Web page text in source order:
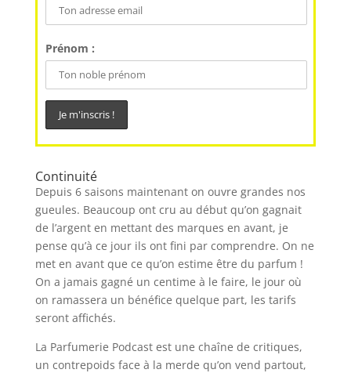
Prénom :
Continuité
Depuis 6 saisons maintenant on ouvre grandes nos
gueules. Beaucoup ont cru au début qu’on gagnait
de l’argent en mettant des marques en avant, je
pense qu’à ce jour ils ont fini par comprendre. On ne
met en avant que ce qu’on estime être du parfum !
On a jamais gagné un centime à le faire, le jour où
on ramassera un bénéfice quelque part, les tarifs
seront affichés.
La Parfumerie Podcast est une chaîne de critiques,
un contrepoids face à la merde qu’on vend partout,